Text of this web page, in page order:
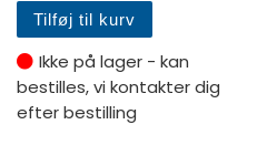
Tilføj til kurv
Ikke på lager - kan
bestilles, vi kontakter dig
efter bestilling